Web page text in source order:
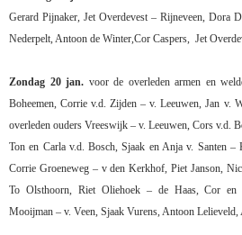
Gerard Pijnaker, Jet Overdevest – Rijneveen, Dora
Nederpelt, Antoon de Winter,Cor Caspers, Jet
Zondag 20 jan. voor de overleden armen en
Boheemen, Corrie v.d. Zijden – v. Leeuwen, Jan v.
overleden ouders Vreeswijk – v. Leeuwen, Cors v.d.
Ton en Carla v.d. Bosch, Sjaak en Anja v. Santen
Corrie Groeneweg – v den Kerkhof, Piet Janson,
To Olsthoorn, Riet Oliehoek – de Haas, Cor
Mooijman – v. Veen, Sjaak Vurens, Antoon Lelieveld,